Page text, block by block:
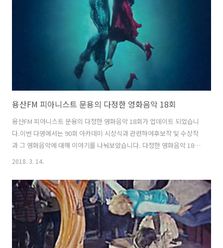
http://www.podbbang.com/ch/7604?e=22568300
용산FM 피아니스트 문용의 다정한 영화음악 18회
용산FM 피아니스트 문용의 다정한 영화음악 18회가 업데이트 되었습니
다.이번 다영에서는 90회 아카데미 시상식과 관련하여후보작 및 수상작
과 그 영화음악에 대해 이야기를 나눠보았습니다. 다정한 영화음악 18회
녹음은 문타라스튜디오에서 이뤄졌습니다. 그럼 용산FM 피아니스트 문
다란 힘이 됩니다 :) 팟티:
https://www.podty.me/episode/14229928팟빵:
http://www.podbbang.com/ch/7604?e=22554352
2018. 3. 14.